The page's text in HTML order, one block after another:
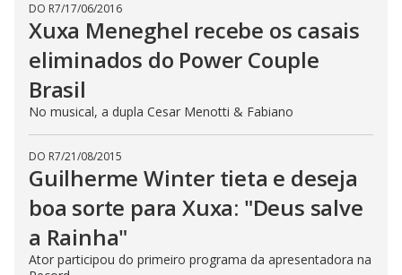
DO R7/17/06/2016
Xuxa Meneghel recebe os casais
eliminados do Power Couple
Brasil
No musical, a dupla Cesar Menotti & Fabiano
DO R7/21/08/2015
Guilherme Winter tieta e deseja
boa sorte para Xuxa: "Deus salve
a Rainha"
Ator participou do primeiro programa da apresentadora na